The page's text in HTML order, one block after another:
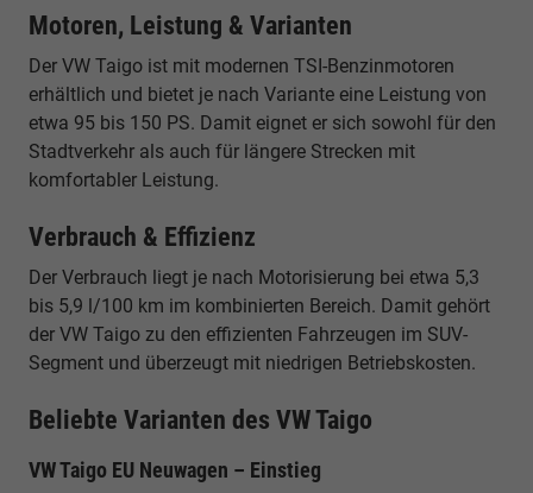
Motoren, Leistung & Varianten
Der VW Taigo ist mit modernen TSI-Benzinmotoren
erhältlich und bietet je nach Variante eine Leistung von
etwa 95 bis 150 PS. Damit eignet er sich sowohl für den
Stadtverkehr als auch für längere Strecken mit
komfortabler Leistung.
Verbrauch & Effizienz
Der Verbrauch liegt je nach Motorisierung bei etwa 5,3
bis 5,9 l/100 km im kombinierten Bereich. Damit gehört
der VW Taigo zu den effizienten Fahrzeugen im SUV-
Segment und überzeugt mit niedrigen Betriebskosten.
Beliebte Varianten des VW Taigo
VW Taigo EU Neuwagen – Einstieg